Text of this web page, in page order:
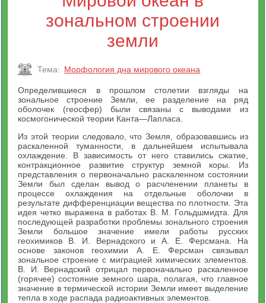
зональном строении
земли
Тема: Морфология дна мирового океана
Определившиеся в прошлом столетии взгляды на
зональное строение Земли, ее разделение на ряд
оболочек (геосфер) были связаны с выводами из
космогонической теории Канта—Лапласа.
Из этой теории следовало, что Земля, образовавшись из
раскаленной туманности, в дальнейшем испытывала
охлаждение. В зависимость от него ставились сжатие,
контракционное развитие структур земной коры. Из
представления о первоначально раскаленном состоянии
Земли был сделан вывод о расчленении планеты в
процессе охлаждения на отдельные оболочки в
результате дифференциации вещества по плотности. Эта
идея четко выражена в работах В. М. Гольдшмидта. Для
последующей разработки проблемы зонального строения
Земли большое значение имели работы русских
геохимиков В. И. Вернадского и А. Е. Ферсмана. На
основе законов геохимии А. Е. Ферсман связывал
зональное строение с миграцией химических элементов.
В. И. Вернадский отрицал первоначально раскаленное
(горячее) состояние земного шара, полагая, что главное
значение в термической истории Земли имеет выделение
тепла в ходе распада радиоактивных элементов.